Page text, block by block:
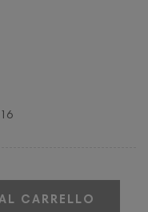
CARRELLO